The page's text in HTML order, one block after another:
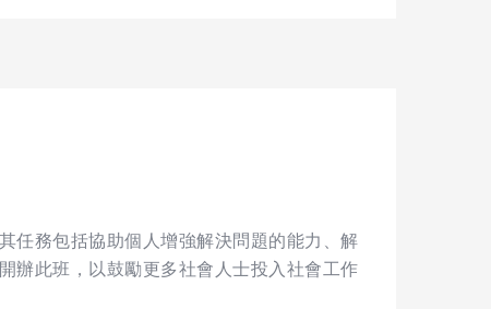
任務包括協助個人增強解決問題的能力、解
辦此班，以鼓勵更多社會人士投入社會工作